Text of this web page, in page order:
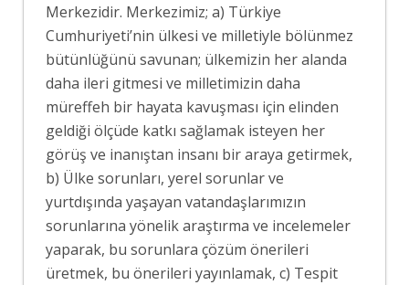
Merkezidir. Merkezimiz; a) Türkiye
Cumhuriyeti’nin ülkesi ve milletiyle bölünmez
bütünlüğünü savunan; ülkemizin her alanda
daha ileri gitmesi ve milletimizin daha
müreffeh bir hayata kavuşması için elinden
geldiği ölçüde katkı sağlamak isteyen her
görüş ve inanıştan insanı bir araya getirmek,
b) Ülke sorunları, yerel sorunlar ve
yurtdışında yaşayan vatandaşlarımızın
sorunlarına yönelik araştırma ve incelemeler
yaparak, bu sorunlara çözüm önerileri
üretmek, bu önerileri yayınlamak, c) Tespit